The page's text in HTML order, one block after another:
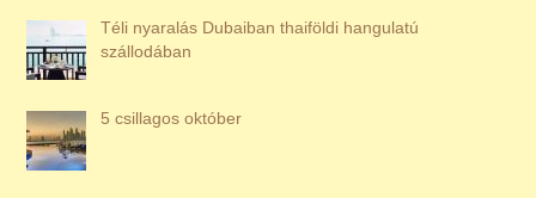
Téli nyaralás Dubaiban thaiföldi hangulatú
szállodában
5 csillagos október